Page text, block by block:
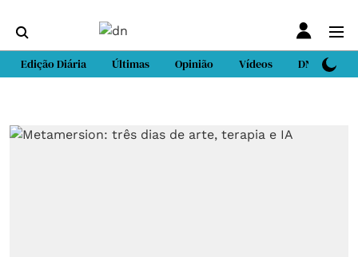
Edição Diária Últimas Opinião Vídeos DN Sport